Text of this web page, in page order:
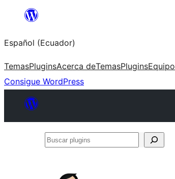
Saltar
contenido
Español (Ecuador)
TemasPluginsAcerca deTemasPluginsEquipo
Consigue WordPress
Buscar